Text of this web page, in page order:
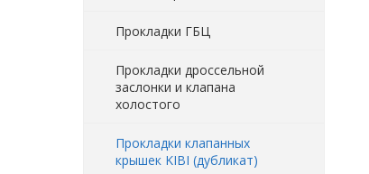
Прокладки ГБЦ
Прокладки дроссельной
заслонки и клапана
холостого
Прокладки клапанных
крышек KIBI (дубликат)